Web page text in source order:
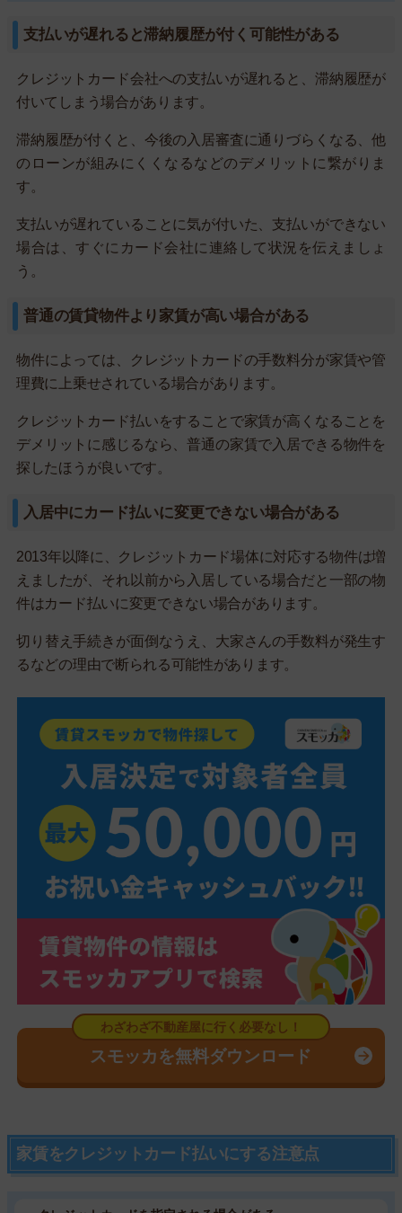
支払いが遅れると滞納履歴が付く可能性がある
クレジットカード会社への支払いが遅れると、滞納履歴が
付いてしまう場合があります。
滞納履歴が付くと、今後の入居審査に通りづらくなる、他
のローンが組みにくくなるなどのデメリットに繋がりま
す。
支払いが遅れていることに気が付いた、支払いができない
場合は、すぐにカード会社に連絡して状況を伝えましょ
う。
普通の賃貸物件より家賃が高い場合がある
物件によっては、クレジットカードの手数料分が家賃や管
理費に上乗せされている場合があります。
クレジットカード払いをすることで家賃が高くなることを
デメリットに感じるなら、普通の家賃で入居できる物件を
探したほうが良いです。
入居中にカード払いに変更できない場合がある
2013年以降に、クレジットカード場体に対応する物件は増
えましたが、それ以前から入居している場合だと一部の物
件はカード払いに変更できない場合があります。
切り替え手続きが面倒なうえ、大家さんの手数料が発生す
るなどの理由で断られる可能性があります。
スモッカを無料ダウンロード
家賃をクレジットカード払いにする注意点